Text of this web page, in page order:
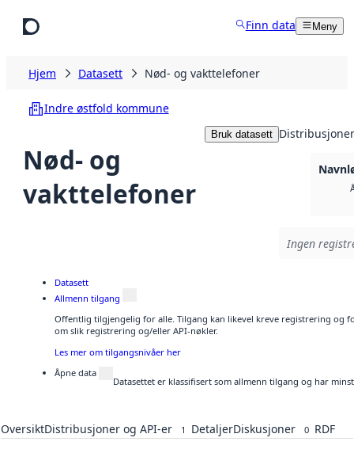
Finn data Meny
Hjem Datasett Nød- og vakttelefoner
Indre østfold kommune
Nød- og
vakttelefoner
Bruk datasett Distribusjoner
Ingen
Datasett
Allmenn tilgang
Offentlig tilgjengelig for alle. Tilgang kan likevel kreve registrering og
om slik registrering og/eller API-nøkler.
Les mer om tilgangsnivåer her
Åpne data
Datasettet er klassifisert som allmenn tilgang og har
OversiktDistribusjoner og API-er 1 DetaljerDiskusjoner 0 RDF